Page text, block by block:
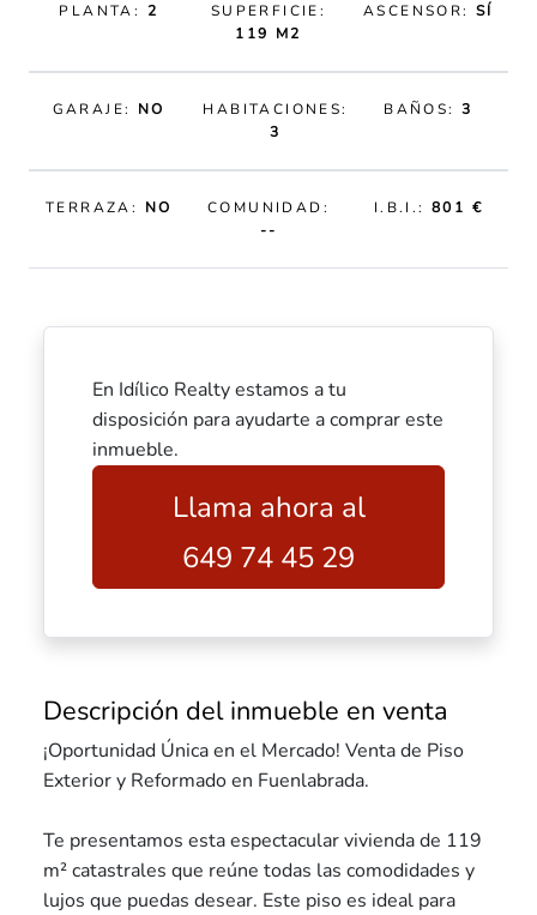
PLANTA: 2
SUPERFICIE:
119 M2
ASCENSOR: SÍ
GARAJE: NO
HABITACIONES:
3
BAÑOS:3
TERRAZA: NO
COMUNIDAD:
--
I.B.I.: 801 €
En Idílico Realty estamos a tu
disposición para ayudarte a comprar este
inmueble.
Llama ahora al
649 74 45 29
Descripción del inmueble en venta
¡Oportunidad Única en el Mercado! Venta de Piso
Exterior y Reformado en Fuenlabrada.
Te presentamos esta espectacular vivienda de 119
m² catastrales que reúne todas las comodidades y
lujos que puedas desear. Este piso es ideal para